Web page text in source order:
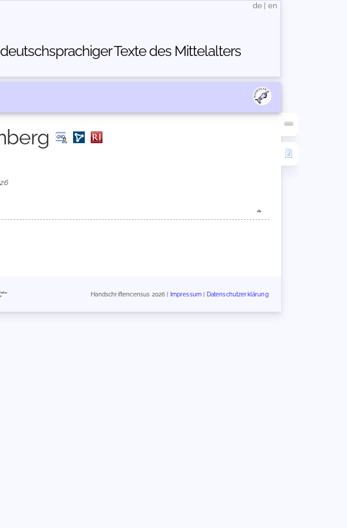
Texte des Mittelalters
de en
Handschriftencensus 2026 | Impressum Datenschutzerklärung